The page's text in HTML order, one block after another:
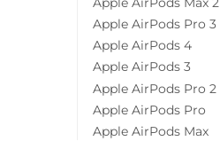
Apple AirPods Pro 3
Apple AirPods 4
Apple AirPods 3
Apple AirPods Pro 2
Apple AirPods Pro
Apple AirPods Max